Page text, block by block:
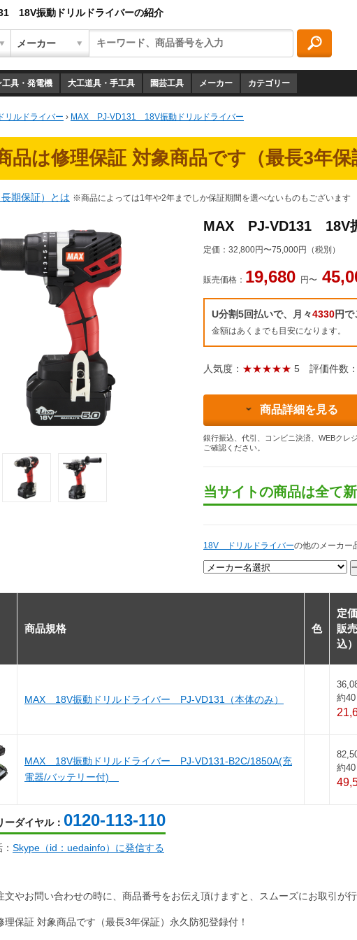
18V振動ドリルドライバーの紹介
工具・発電機 大工道具・手工具 園芸工具 メーカー カテゴリー
ルドライバー › MAX PJ-VD131 18V振動ドリルドライバー
品は修理保証 対象商品です（最長3年保
期保証）とは ※商品によっては1年や2年までしか保証期間を選べないものもございます
MAX PJ-VD131 18V
定価： 32,800円〜75,000円（税別）
販売価格： 19,680 円〜
U分割5回払いで、月々4330円で
金額はあくまでも目安になります。
人気度： ★★★★★ 5 評価件数
商品詳細を見る
銀行振込、代引、コンビニ決済、WEBクレ
ご確認ください。
当サイトの商品は全て
18V ドリルドライバーの他のメーカー
商品規格 色
定
販
込）
MAX 18V振動ドリルドライバー PJ-VD131（本体のみ）
約
MAX 18V振動ドリルドライバー PJ-VD131-B2C/1850A(充
電器/バッテリー付)
約
ーダイヤル： 0120-113-110
Skype（id：uedainfo）に発信する
文やお問い合わせの時に、商品番号をお伝え頂けますと、スムーズにお取引が行
理保証 対象商品です（最長3年保証）永久防犯登録付！